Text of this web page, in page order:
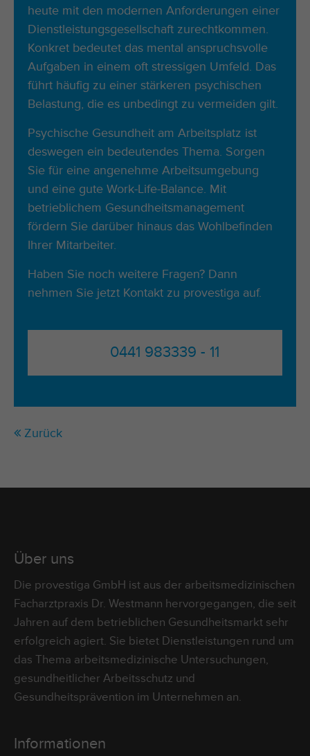
heute mit den modernen Anforderungen einer
Dienstleistungsgesellschaft zurechtkommen.
Konkret bedeutet das mental anspruchsvolle
Aufgaben in einem oft stressigen Umfeld. Das
führt häufig zu einer stärkeren psychischen
Belastung, die es unbedingt zu vermeiden gilt.
Psychische Gesundheit am Arbeitsplatz ist
deswegen ein bedeutendes Thema. Sorgen
Sie für eine angenehme Arbeitsumgebung
und eine gute Work-Life-Balance. Mit
betrieblichem Gesundheitsmanagement
fördern Sie darüber hinaus das Wohlbefinden
Ihrer Mitarbeiter.
Haben Sie noch weitere Fragen? Dann
nehmen Sie jetzt Kontakt zu provestiga auf.
0441 983339 - 11
Zurück
Über uns
Die provestiga GmbH ist aus der arbeitsmedizinischen
Facharztpraxis Dr. Westmann hervorgegangen, die seit
Jahren auf dem betrieblichen Gesundheitsmarkt sehr
erfolgreich agiert. Sie bietet Dienstleistungen rund um
das Thema arbeitsmedizinische Untersuchungen,
gesundheitlicher Arbeitsschutz und
Gesundheitsprävention im Unternehmen an.
Informationen